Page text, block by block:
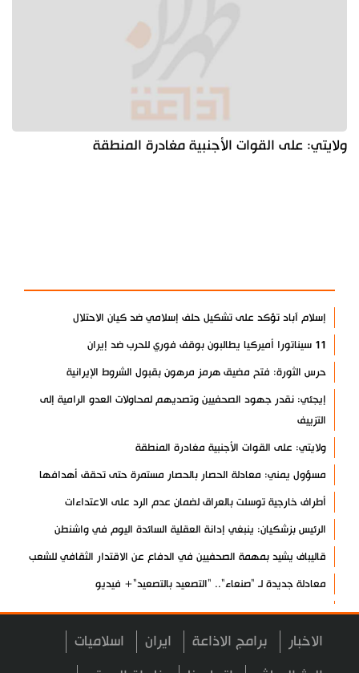
ولايتي: على القوات الأجنبية مغادرة المنطقة
إسلام آباد تؤكد على تشكيل حلف إسلامي ضد كيان الاحتلال
11 سيناتورا أميركيا يطالبون بوقف فوري للحرب ضد إيران
حرس الثورة: فتح مضيق هرمز مرهون بقبول الشروط الإيرانية
إيجئي: نقدر جهود الصحفيين وتصديهم لمحاولات العدو الرامية إلى
التزييف
ولايتي: على القوات الأجنبية مغادرة المنطقة
مسؤول يمني: معادلة الحصار بالحصار مستمرة حتى تحقق أهدافها
أطراف خارجية توسلت بالعراق لضمان عدم الرد على الاعتداءات
الرئيس بزشكيان: ينبغي إدانة العقلية السائدة اليوم في واشنطن
قاليباف يشيد بمهمة الصحفيين في الدفاع عن الاقتدار الثقافي للشعب
معادلة جديدة لـ "صنعاء".. "التصعيد بالتصعيد"+ فيديو
حرس الثورة: واشنطن وتل أبيب فشلتا في تحقيق مؤامراتهما ضد إيران
طهران: الاتفاق مع عُمان لا يعني إعادة فتح مضيق هرمز
أنصار الله: لا أمان للقوات السعودية ومرتزقتها على الأراضي اليمنية
الاخبار برامج الاذاعة ايران اسلاميات